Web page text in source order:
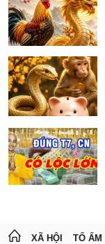
XÃ HỘI TỔ ẤM